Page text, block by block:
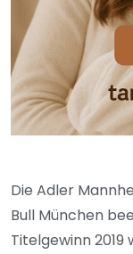
Die Adler
Bull München
Titelgewinn